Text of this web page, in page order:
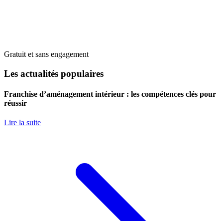
Gratuit et sans engagement
Les actualités populaires
Franchise d’aménagement intérieur : les compétences clés pour
réussir
Lire la suite